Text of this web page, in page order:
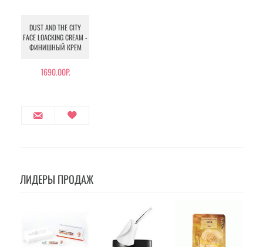
DUST AND THE CITY
FACE LOACKING CREAM -
ФИНИШНЫЙ КРЕМ
1690.00Р.
ЛИДЕРЫ ПРОДАЖ